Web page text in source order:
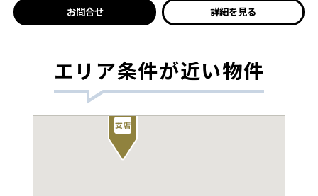
お問合せ 詳細を見る
エリア条件が近い物件